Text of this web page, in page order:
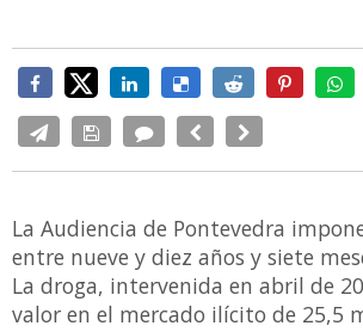
La Audiencia de Pontevedra
entre nueve y diez años y siete
La droga, intervenida en abril de
valor en el mercado ilícito de 25,5